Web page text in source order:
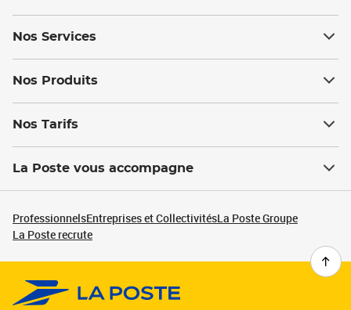
Nos Services
Nos Produits
Nos Tarifs
La Poste vous accompagne
ProfessionnelsEntreprises et CollectivitésLa Poste Groupe
La Poste recrute